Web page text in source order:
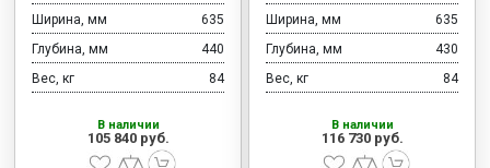
Ширина, мм
635
Глубина, мм
440
Вес, кг
84
В наличии
105 840 руб.
Ширина, мм
635
Глубина, мм
430
Вес, кг
84
В наличии
116 730 руб.